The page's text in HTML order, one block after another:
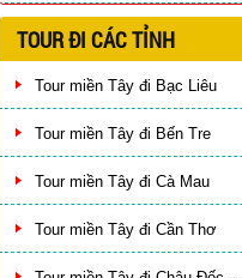
TOUR ĐI CÁC TỈNH
Tour miền Tây đi Bạc Liêu
Tour miền Tây đi Bến Tre
Tour miền Tây đi Cà Mau
Tour miền Tây đi Cần Thơ